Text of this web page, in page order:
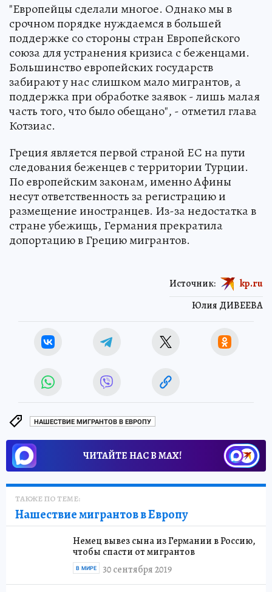
"Европейцы сделали многое. Однако мы в
срочном порядке нуждаемся в большей
поддержке со стороны стран Европейского
союза для устранения кризиса с беженцами.
Большинство европейских государств
забирают у нас слишком мало мигрантов, а
поддержка при обработке заявок - лишь малая
часть того, что было обещано", - отметил глава
Котзиас.
Греция является первой страной ЕС на пути
следования беженцев с территории Турции.
По европейским законам, именно Афины
несут ответственность за регистрацию и
размещение иностранцев. Из-за недостатка в
стране убежищь, Германия прекратила
допортацию в Грецию мигрантов.
Юлия ДИВЕЕВА
Источник: kp.ru
НАШЕСТВИЕ МИГРАНТОВ В ЕВРОПУ
ЧИТАЙТЕ НАС В МАХ!
ТАКЖЕ ПО ТЕМЕ:
Нашествие мигрантов в Европу
Немец вывез сына из Германии в Россию,
чтобы спасти от мигрантов
30 сентября 2019
В МИРЕ